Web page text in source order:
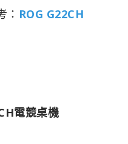
： ROG G22CH
電競桌機